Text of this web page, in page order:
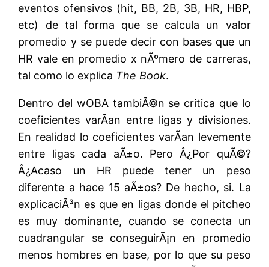
eventos ofensivos (hit, BB, 2B, 3B, HR, HBP,
etc) de tal forma que se calcula un valor
promedio y se puede decir con bases que un
HR vale en promedio x nÃºmero de carreras,
tal como lo explica The Book.
Dentro del wOBA tambiÃ©n se critica que lo
coeficientes varÃ­an entre ligas y divisiones.
En realidad lo coeficientes varÃ­an levemente
entre ligas cada aÃ±o. Pero Â¿Por quÃ©?
Â¿Acaso un HR puede tener un peso
diferente a hace 15 aÃ±os? De hecho, si. La
explicaciÃ³n es que en ligas donde el pitcheo
es muy dominante, cuando se conecta un
cuadrangular se conseguirÃ¡n en promedio
menos hombres en base, por lo que su peso